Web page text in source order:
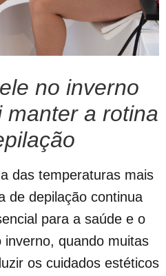
no inverno
manter a rotina
das temperaturas mais
de depilação continua
para a saúde e o
inverno, quando muitas
os cuidados estéticos